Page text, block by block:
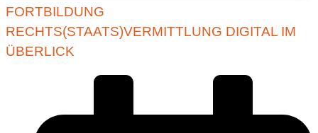
FORTBILDUNG
RECHTS(STAATS)VERMITTLUNG DIGITAL IM
ÜBERLICK